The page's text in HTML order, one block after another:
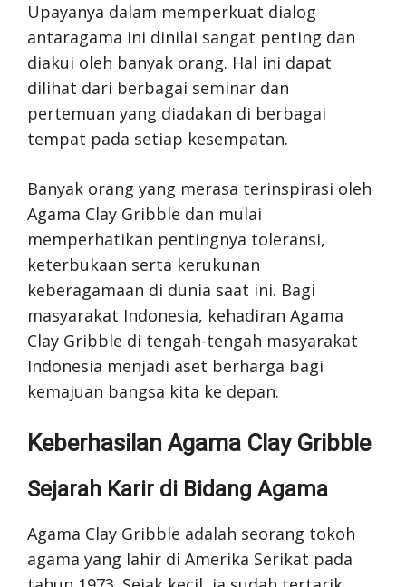
Upayanya dalam memperkuat dialog
antaragama ini dinilai sangat penting dan
diakui oleh banyak orang. Hal ini dapat
dilihat dari berbagai seminar dan
pertemuan yang diadakan di berbagai
tempat pada setiap kesempatan.
Banyak orang yang merasa terinspirasi oleh
Agama Clay Gribble dan mulai
memperhatikan pentingnya toleransi,
keterbukaan serta kerukunan
keberagamaan di dunia saat ini. Bagi
masyarakat Indonesia, kehadiran Agama
Clay Gribble di tengah-tengah masyarakat
Indonesia menjadi aset berharga bagi
kemajuan bangsa kita ke depan.
Keberhasilan Agama Clay Gribble
Sejarah Karir di Bidang Agama
Agama Clay Gribble adalah seorang tokoh
agama yang lahir di Amerika Serikat pada